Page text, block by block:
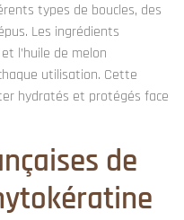
types de boucles, des
Les ingrédients
l’huile de melon
utilisation. Cette
hydratés et protégés face
de